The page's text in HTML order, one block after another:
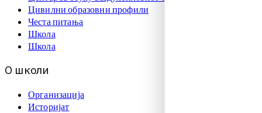
Цивилни образовни профили
Честа питања
Школа
Школа
О школи
Организација
Историјат